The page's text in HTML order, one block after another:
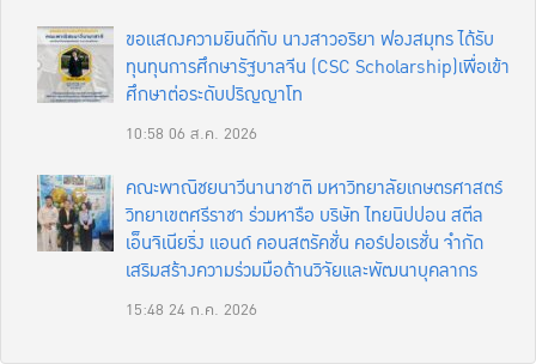
ขอแสดงความยินดีกับ นางสาวอริยา ฟองสมุทร ได้รับ
ทุนทุนการศึกษารัฐบาลจีน (CSC Scholarship)เพื่อเข้า
ศึกษาต่อระดับปริญญาโท
10:58 06 ส.ค. 2026
คณะพาณิชยนาวีนานาชาติ มหาวิทยาลัยเกษตรศาสตร์
วิทยาเขตศรีราชา ร่วมหารือ บริษัท ไทยนิปปอน สตีล
เอ็นจิเนียริ่ง แอนด์ คอนสตรัคชั่น คอร์ปอเรชั่น จำกัด
เสริมสร้างความร่วมมือด้านวิจัยและพัฒนาบุคลากร
15:48 24 ก.ค. 2026